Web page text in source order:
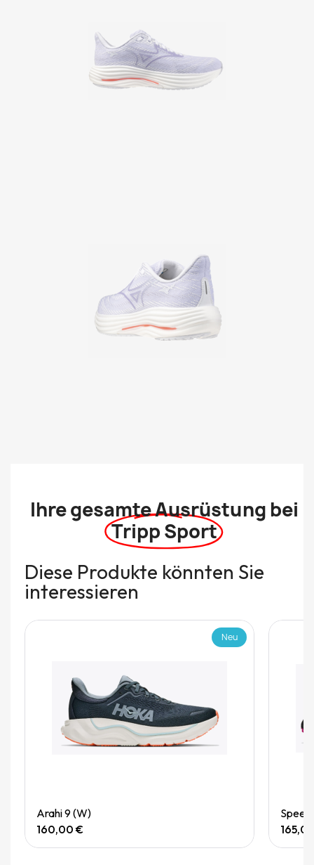
Ihre gesamte Ausrüstung bei
Tripp Sport
Diese Produkte könnten Sie
interessieren
Neu
Arahi 9 (W)
160,00 €